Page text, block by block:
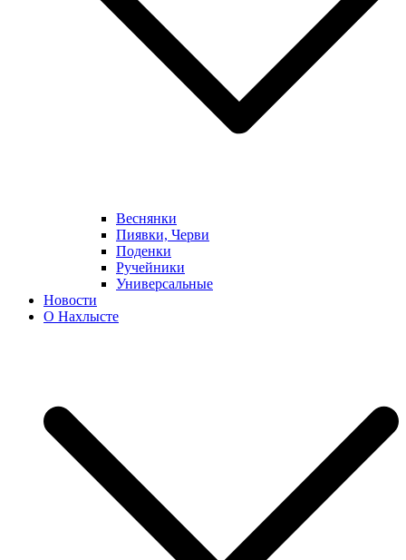
Веснянки
Пиявки, Черви
Поденки
Ручейники
Универсальные
Новости
О Нахлысте